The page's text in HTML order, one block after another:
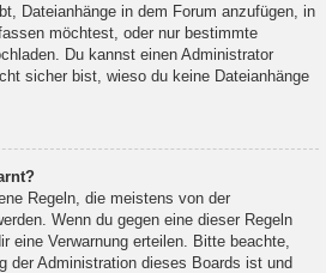
Dateianhänge in dem Forum anzufügen, in
möchtest, oder nur bestimmte
Du kannst einen Administrator
sicher bist, wieso du keine Dateianhänge
Regeln, die meistens von der
Wenn du gegen eine dieser Regeln
eine Verwarnung erteilen. Bitte beachte,
der Administration dieses Boards ist und